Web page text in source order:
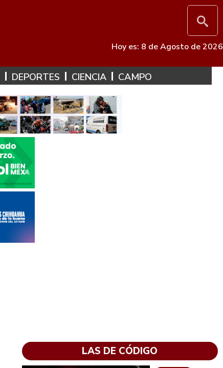
Hoy es: 8 de Agosto de 2026
DEPORTES CIENCIA CAMPO
LAS DE CÓDIGO